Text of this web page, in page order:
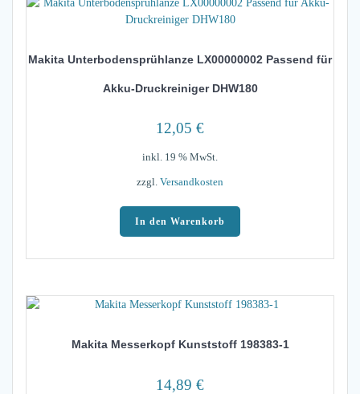
Makita Unterbodensprühlanze LX00000002 Passend für
Akku-Druckreiniger DHW180
12,05 €
inkl. 19 % MwSt.
zzgl. Versandkosten
In den Warenkorb
Makita Messerkopf Kunststoff 198383-1
14,89 €